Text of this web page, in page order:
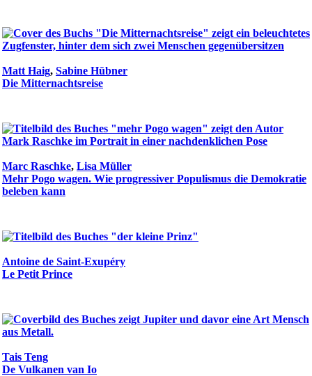
Matt Haig, Sabine Hübner
Die Mitternachtsreise
Marc Raschke, Lisa Müller
Mehr Pogo wagen. Wie progressiver Populismus die Demokratie
beleben kann
Antoine de Saint-Exupéry
Le Petit Prince
Tais Teng
De Vulkanen van Io